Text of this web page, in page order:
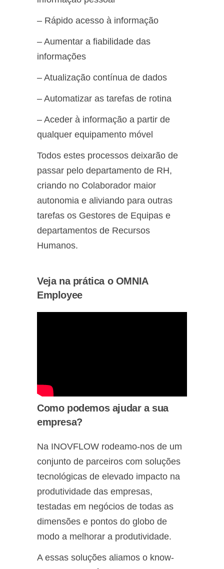
– Rápido acesso à informação
– Aumentar a fiabilidade das
informações
– Atualização contínua de dados
– Automatizar as tarefas de rotina
– Aceder à informação a partir de
qualquer equipamento móvel
Todos estes processos deixarão de
passar pelo departamento de RH,
criando no Colaborador maior
autonomia e aliviando para outras
tarefas os Gestores de Equipas e
departamentos de Recursos
Humanos.
Veja na prática o OMNIA
Employee
Como podemos ajudar a sua
empresa?
Na INOVFLOW rodeamo-nos de um
conjunto de parceiros com soluções
tecnológicas de elevado impacto na
produtividade das empresas,
testadas em negócios de todas as
dimensões e pontos do globo de
modo a melhorar a produtividade.
A essas soluções aliamos o know-